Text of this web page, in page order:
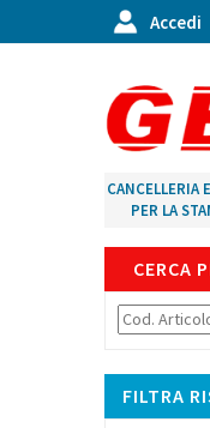
Accedi
CANCELLERIA
PER LA
CERCA
FILTRA